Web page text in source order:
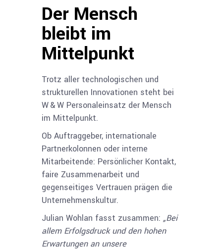
Der Mensch
bleibt im
Mittelpunkt
Trotz aller technologischen und
strukturellen Innovationen steht bei
W & W Personaleinsatz der Mensch
im Mittelpunkt.
Ob Auftraggeber, internationale
Partnerkolonnen oder interne
Mitarbeitende: Persönlicher Kontakt,
faire Zusammenarbeit und
gegenseitiges Vertrauen prägen die
Unternehmenskultur.
Julian Wohlan fasst zusammen: „Bei
allem Erfolgsdruck und den hohen
Erwartungen an unsere